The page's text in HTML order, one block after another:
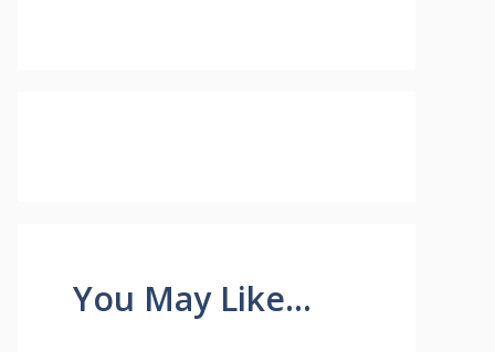
You May Like...